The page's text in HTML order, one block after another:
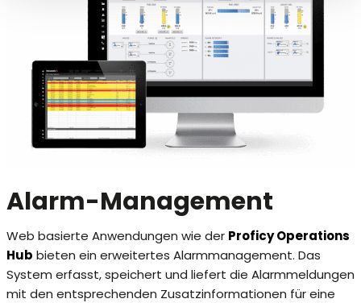
Alarm-Management
Web basierte Anwendungen wie der Proficy Operations
Hub bieten ein erweitertes Alarmmanagement. Das
System erfasst, speichert und liefert die Alarmmeldungen
mit den entsprechenden Zusatzinformationen für eine